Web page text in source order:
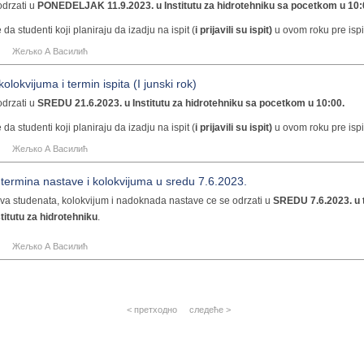
u PONEDELJAK 11.9.2023. u Institutu za hidrotehniku sa pocetkom u
da studenti koji planiraju da izadju na ispit (i prijavili su ispit) u ovom roku pre
i godisnji zadatak u PDF formatu
se salje veca od 10 MB, slanje izvrsiti putem neke od platformi za online slanje
doneti i odstampan godisnji zadatak .
Жељко А Василић
i termin ispita (I junski rok)
u SREDU 21.6.2023. u Institutu za hidrotehniku sa pocetkom u 10:00.
da studenti koji planiraju da izadju na ispit (i prijavili su ispit) u ovom roku pre
i godisnji zadatak u PDF formatu
se salje veca od 10 MB, slanje izvrsiti putem neke od platformi za online slanje
doneti i odstampan godisnji zadatak
- 90%
Жељко А Василић
nastave i kolokvijuma u sredu 7.6.2023.
studenata, kolokvijum i nadoknada nastave ce se odrzati u SREDU 7.6.2023.
za hidrotehniku.
Жељко А Василић
< претходно следеће >